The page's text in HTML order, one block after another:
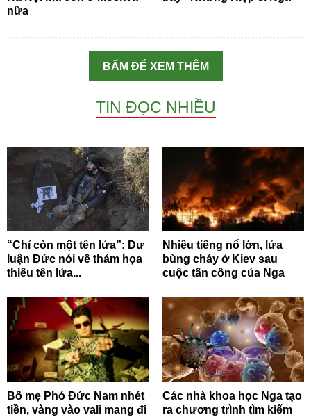
nữa
BẤM ĐỂ XEM THÊM
TIN ĐỌC NHIỀU
“Chỉ còn một tên lửa”: Dư
luận Đức nói về thảm họa
thiếu tên lửa...
Nhiều tiếng nổ lớn, lửa
bùng cháy ở Kiev sau
cuộc tấn công của Nga
Bố mẹ Phó Đức Nam nhét
tiền, vàng vào vali mang đi
Các nhà khoa học Nga tạo
ra chương trình tìm kiếm